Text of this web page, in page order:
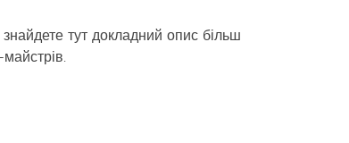
тут докладний опис більш